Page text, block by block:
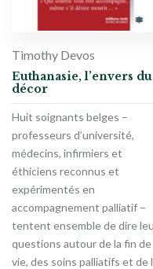
Timothy Devos
Euthanasie, l’envers du
décor
Huit soignants belges –
professeurs d’université,
médecins, infirmiers et
éthiciens reconnus et
expérimentés en
accompagnement palliatif –
tentent ensemble de dire
questions autour de la fin de
vie, des soins palliatifs et de